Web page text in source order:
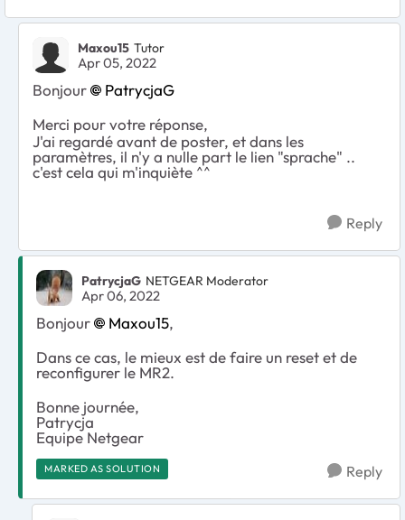
Maxou15 Tutor
Apr 05, 2022
Bonjour
PatrycjaG
Merci pour votre réponse,
J'ai regardé avant de poster, et dans les
paramètres, il n'y a nulle part le lien "sprache" ..
c'est cela qui m'inquiète ^^
Reply
PatrycjaG NETGEAR Moderator
Apr 06, 2022
Bonjour Maxou15,
Dans ce cas, le mieux est de faire un reset et de
reconfigurer le MR2.
Bonne journée,
Patrycja
Equipe Netgear
MARKED AS SOLUTION Reply